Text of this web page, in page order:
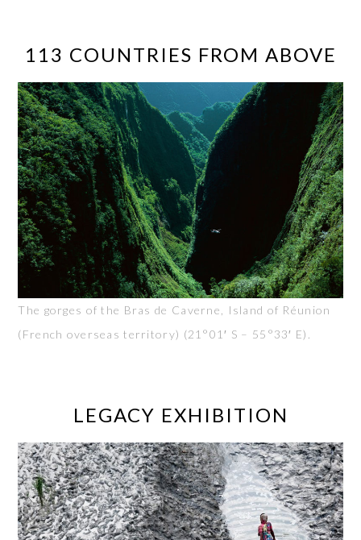
113 COUNTRIES FROM ABOVE
The gorges of the Bras de Caverne, Island of Réunion
(French overseas territory) (21°01′ S – 55°33′ E).
LEGACY EXHIBITION